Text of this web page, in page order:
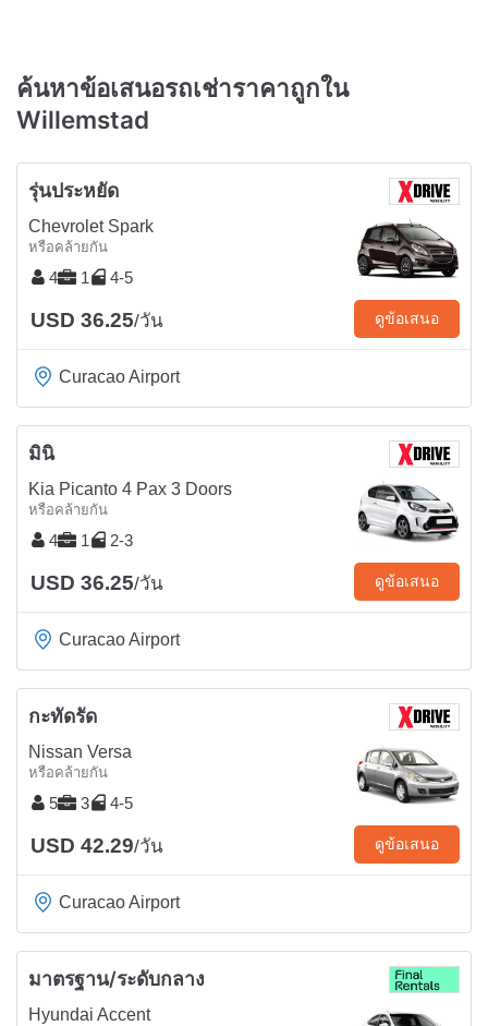
ค้นหาข้อเสนอรถเช่าราคาถูกใน
Willemstad
รุ่นประหยัด
Chevrolet Spark
หรือคล้ายกัน
4 1 4-5
USD 36.25/วัน ดูข้อเสนอ
Curacao Airport
มินิ
Kia Picanto 4 Pax 3 Doors
หรือคล้ายกัน
4 1 2-3
USD 36.25/วัน ดูข้อเสนอ
Curacao Airport
กะทัดรัด
Nissan Versa
หรือคล้ายกัน
5 3 4-5
USD 42.29/วัน ดูข้อเสนอ
Curacao Airport
มาตรฐาน/ระดับกลาง
Hyundai Accent